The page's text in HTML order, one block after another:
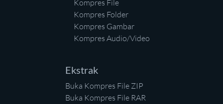
Kompres File
Kompres Folder
Kompres Gambar
Kompres Audio/Video
Ekstrak
Buka Kompres File ZIP
Buka Kompres File RAR